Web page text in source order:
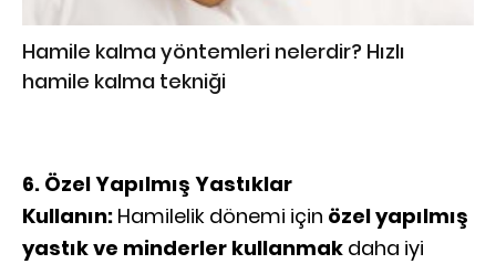
Hamile kalma yöntemleri nelerdir? Hızlı
hamile kalma tekniği
6. Özel Yapılmış Yastıklar
Kullanın: Hamilelik dönemi için özel yapılmış
yastık ve minderler kullanmak daha iyi